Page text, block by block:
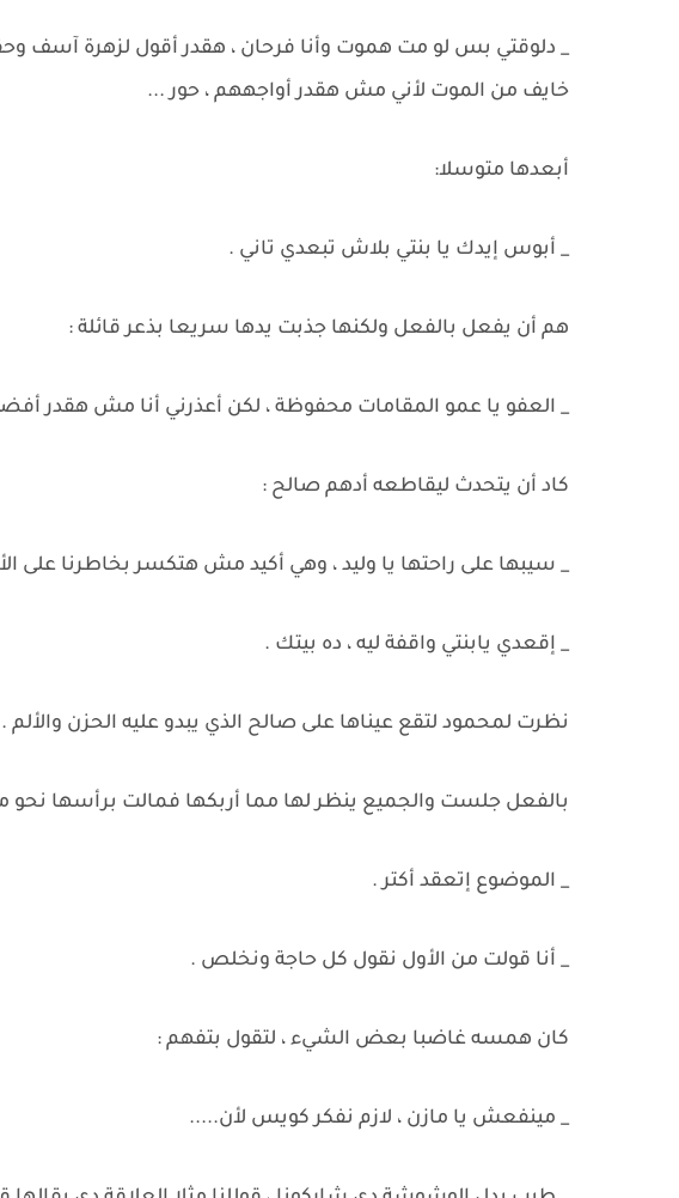
_ دلوقتي بس لو مت هموت وأنا فرحان ، هقدر أقول لزهرة آسف
خايف من الموت لأني مش هقدر أواجههم ، حور ...
أبعدها متوسلا:
_ أبوس إيدك يا بنتي بلاش تبعدي تاني .
هم أن يفعل بالفعل ولكنها جذبت يدها سريعا بذعر قائلة :
_ العفو يا عمو المقامات محفوظة ، لكن أعذرني أنا مش هقدر
كاد أن يتحدث ليقاطعه أدهم صالح :
_ سيبها على راحتها يا وليد ، وهي أكيد مش هتكسر بخاطرنا على
_ إقعدي يابنتي واقفة ليه ، ده بيتك .
نظرت لمحمود لتقع عيناها على صالح الذي يبدو عليه الحزن والألم .
بالفعل جلست والجميع ينظر لها مما أربكها فمالت برأسها
_ الموضوع إتعقد أكتر .
_ أنا قولت من الأول نقول كل حاجة ونخلص .
كان همسه غاضبا بعض الشيء ، لتقول بتفهم :
_ مينفعش يا مازن ، لازم نفكر كويس لأن.....